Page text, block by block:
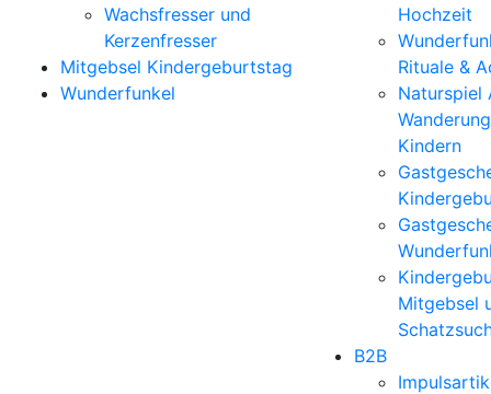
Wachsfresser und
Kerzenfresser
Mitgebsel Kindergeburtstag
Wunderfunkel
Hochzeit
Rituale &
Naturspiel
Kindern
Mitgebsel
B2B